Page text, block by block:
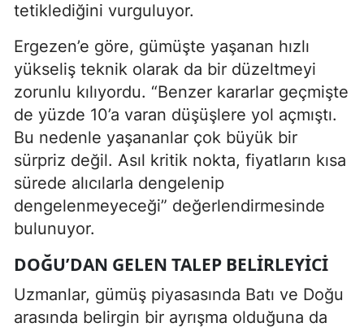
tetiklediğini vurguluyor.
Ergezen’e göre, gümüşte yaşanan hızlı
yükseliş teknik olarak da bir düzeltmeyi
zorunlu kılıyordu. “Benzer kararlar geçmişte
de yüzde 10’a varan düşüşlere yol açmıştı.
Bu nedenle yaşananlar çok büyük bir
sürpriz değil. Asıl kritik nokta, fiyatların kısa
sürede alıcılarla dengelenip
dengelenmeyeceği” değerlendirmesinde
bulunuyor.
DOĞU’DAN GELEN TALEP BELIRLEYICI
Uzmanlar, gümüş piyasasında Batı ve Doğu
arasında belirgin bir ayrışma olduğuna da